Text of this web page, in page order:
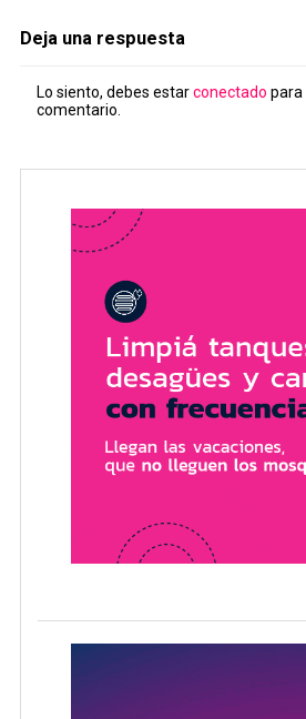
Deja una respuesta
Lo siento, debes estarconectado para
comentario.